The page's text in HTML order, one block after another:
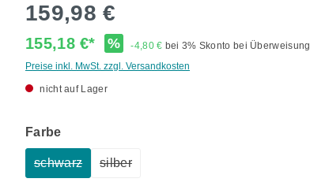
159,98 €
155,18 €* % -4,80 € bei 3% Skonto bei Überweisung
Preise inkl. MwSt. zzgl. Versandkosten
nicht auf Lager
Farbeauswählen
schwarz silber